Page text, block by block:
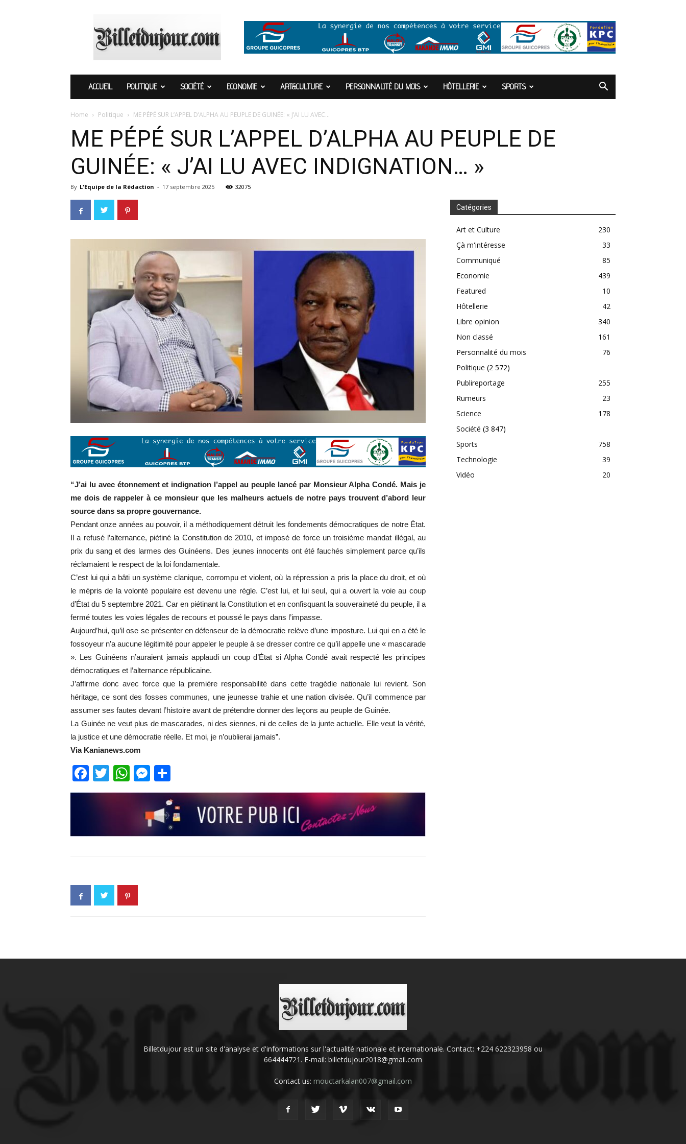
ACCUEIL POLITIQUE SOCIÉTÉ ECONOMIE ART&CULTURE PERSONNALITÉ DU MOIS HÔTELLERIE SPORTS
Home Politique ME PÉPÉ SUR L’APPEL D’ALPHA AU PEUPLE DE GUINÉE: « J’AI LU AVEC...
ME PÉPÉ SUR L’APPEL D’ALPHA AU PEUPLE DE
GUINÉE: « J’AI LU AVEC INDIGNATION… »
By L'Equipe de la Rédaction - 17 septembre 2025 32075
“J’ai lu avec étonnement et indignation l’appel au peuple lancé par Monsieur Alpha Condé. Mais je
me dois de rappeler à ce monsieur que les malheurs actuels de notre pays trouvent d’abord leur
source dans sa propre gouvernance.
Pendant onze années au pouvoir, il a méthodiquement détruit les fondements démocratiques de notre État.
Il a refusé l’alternance, piétiné la Constitution de 2010, et imposé de force un troisième mandat illégal, au
prix du sang et des larmes des Guinéens. Des jeunes innocents ont été fauchés simplement parce qu’ils
réclamaient le respect de la loi fondamentale.
C’est lui qui a bâti un système clanique, corrompu et violent, où la répression a pris la place du droit, et où
le mépris de la volonté populaire est devenu une règle. C’est lui, et lui seul, qui a ouvert la voie au coup
d’État du 5 septembre 2021. Car en piétinant la Constitution et en confisquant la souveraineté du peuple, il a
fermé toutes les voies légales de recours et poussé le pays dans l’impasse.
Aujourd’hui, qu’il ose se présenter en défenseur de la démocratie relève d’une imposture. Lui qui en a été le
fossoyeur n’a aucune légitimité pour appeler le peuple à se dresser contre ce qu’il appelle une « mascarade
». Les Guinéens n’auraient jamais applaudi un coup d’État si Alpha Condé avait respecté les principes
démocratiques et l’alternance républicaine.
J’affirme donc avec force que la première responsabilité dans cette tragédie nationale lui revient. Son
héritage, ce sont des fosses communes, une jeunesse trahie et une nation divisée. Qu’il commence par
assumer ses fautes devant l’histoire avant de prétendre donner des leçons au peuple de Guinée.
La Guinée ne veut plus de mascarades, ni des siennes, ni de celles de la junte actuelle. Elle veut la vérité,
la justice et une démocratie réelle. Et moi, je n’oublierai jamais”.
Via Kanianews.com
Facebook
TwitterWhatsApp
Messenger
Catégories
Art et Culture
230
Çà m'intéresse
33
Communiqué
85
Economie
439
Featured
10
Hôtellerie
42
Libre opinion
340
Non classé
161
Personnalité du mois
76
Politique (2 572)
Publireportage
255
Rumeurs
23
Science
178
Société (3 847)
Sports
758
Technologie
39
Vidéo
20
Billetdujour est un site d'analyse et d'informations sur l'actualité nationale et internationale. Contact: +224 622323958 ou
664444721. E-mail: billetdujour2018@gmail.com
Contact us: mouctarkalan007@gmail.com